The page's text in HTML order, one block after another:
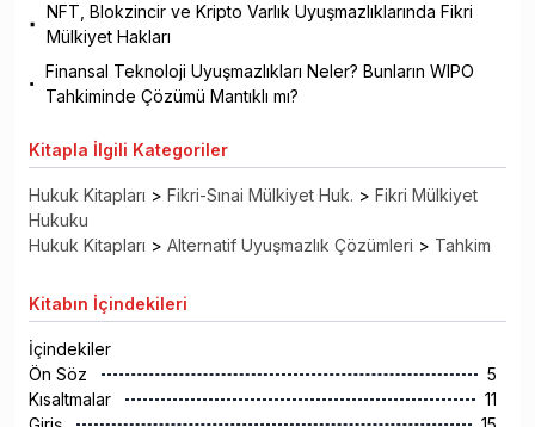
NFT, Blokzincir ve Kripto Varlık Uyuşmazlıklarında Fikri
Mülkiyet Hakları
Finansal Teknoloji Uyuşmazlıkları Neler? Bunların WIPO
Tahkiminde Çözümü Mantıklı mı?
Kitapla İlgili Kategoriler
Hukuk Kitapları > Fikri-Sınai Mülkiyet Huk. > Fikri Mülkiyet
Hukuku
Hukuk Kitapları > Alternatif Uyuşmazlık Çözümleri > Tahkim
Kitabın İçindekileri
İçindekiler
Ön Söz
5
Kısaltmalar
11